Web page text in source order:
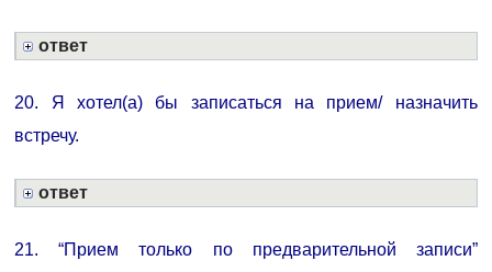
ответ
20. Я хотел(а) бы записаться на прием/ назначить
встречу.
ответ
21. “Прием только по предварительной записи”